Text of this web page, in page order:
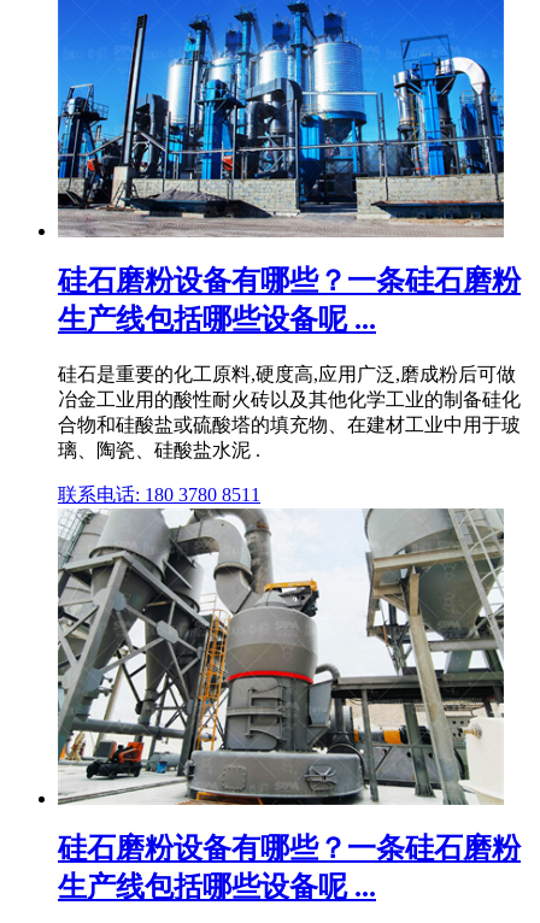
硅石磨粉设备有哪些？一条硅石磨粉
生产线包括哪些设备呢 ...
硅石是重要的化工原料,硬度高,应用广泛,磨成粉后可做
冶金工业用的酸性耐火砖以及其他化学工业的制备硅化
合物和硅酸盐或硫酸塔的填充物、在建材工业中用于玻
璃、陶瓷、硅酸盐水泥 .
联系电话: 180 3780 8511
硅石磨粉设备有哪些？一条硅石磨粉
生产线包括哪些设备呢 ...